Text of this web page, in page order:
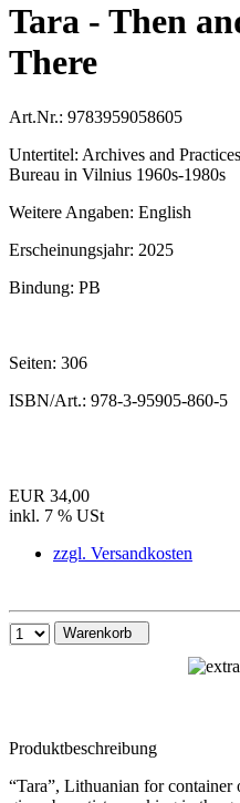
Tara - Then
There
Art.Nr.: 9783959058605
Untertitel: Archives and
Bureau in Vilnius 1960s-1980s
Weitere Angaben: English
Erscheinungsjahr: 2025
Bindung: PB
Seiten: 306
ISBN/Art.: 978-3-95905-860-5
EUR 34,00
inkl. 7 % USt
zzgl. Versandkosten
Warenkorb
Produktbeschreibung
“Tara”, Lithuanian for container